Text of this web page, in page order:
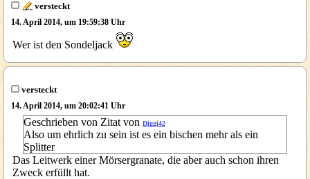
versteckt
14. April 2014, um 19:59:38 Uhr
Wer ist den Sondeljack
versteckt
14. April 2014, um 20:02:41 Uhr
Geschrieben von Zitat von Diggi42
Also um ehrlich zu sein ist es ein bischen mehr als ein
Splitter
Das Leitwerk einer Mörsergranate, die aber auch schon ihren
Zweck erfüllt hat.